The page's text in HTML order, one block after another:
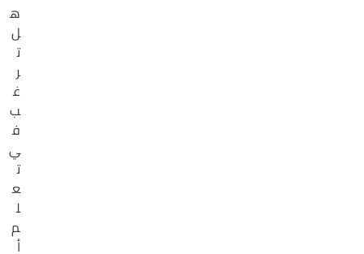
ه
ل
ت
ر
غ
ب
ف
ي
ت
ع
ل
م
أ